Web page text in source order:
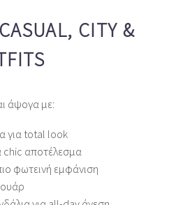
CITY &
άψογα με:
για total look
chic αποτέλεσμα
φωτεινή εμφάνιση